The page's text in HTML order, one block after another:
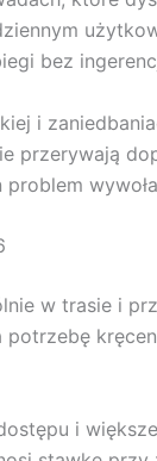
bez
i
przerywają
w trasie i
i